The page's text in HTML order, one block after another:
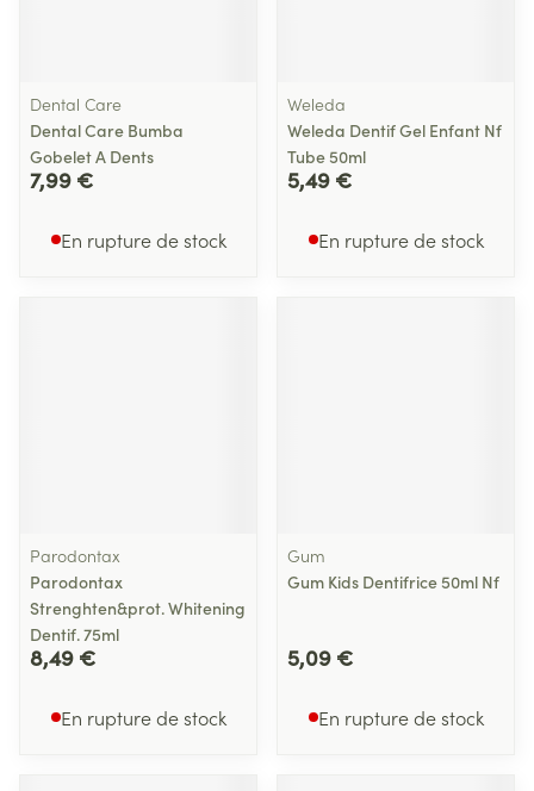
Dental Care
Dental Care Bumba
Gobelet A Dents
7,99 €
En rupture de stock
Weleda
Weleda Dentif Gel Enfant Nf
Tube 50ml
5,49 €
En rupture de stock
Parodontax
Parodontax
Strenghten&prot. Whitening
Dentif. 75ml
8,49 €
En rupture de stock
Gum
Gum Kids Dentifrice 50ml Nf
5,09 €
En rupture de stock